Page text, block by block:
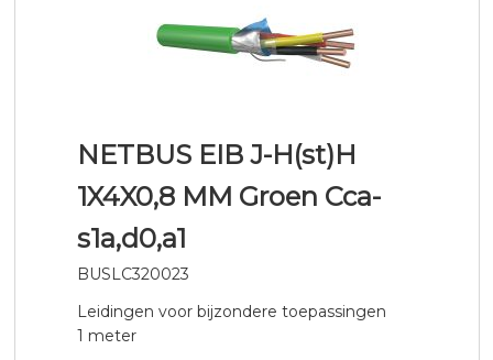
NETBUS EIB J-H(st)H
1X4X0,8 MM Groen Cca-
s1a,d0,a1
BUSLC320023
Leidingen voor bijzondere toepassingen
1 meter